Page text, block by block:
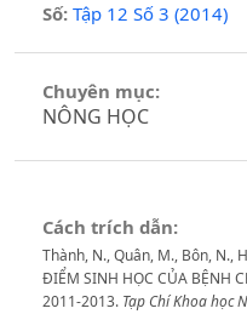
Số: Tập 12 Số 3 (2014)
Chuyên mục:
NÔNG HỌC
Cách trích dẫn:
Thành, N., Quân, M., Bôn, N.,
ĐIỂM SINH HỌC CỦA BỆNH
2011-2013. Tạp Chí Khoa học